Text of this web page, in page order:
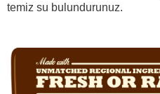
temiz su bulundurunuz.